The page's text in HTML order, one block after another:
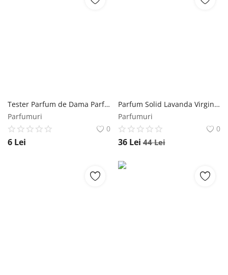
Tester Parfum de Dama Parfen Aroma cod 878 Florgarden, 2 ml Florgarden
Parfumuri
0
6 Lei
Parfum Solid Lavanda Virginia Parfums Favisan, 10ml Favisan
Parfumuri
0
36 Lei 44Lei